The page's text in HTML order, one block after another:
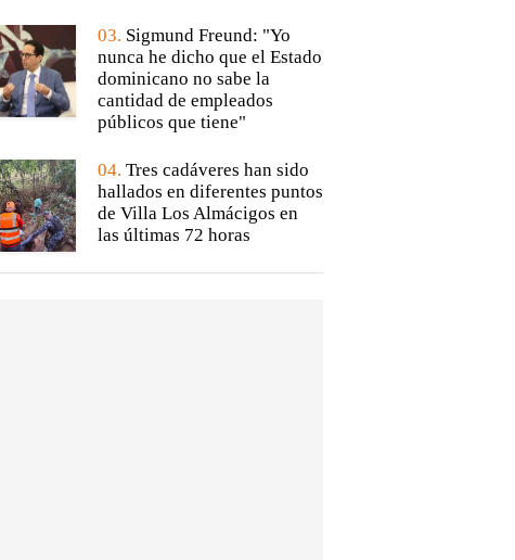
03. Sigmund Freund: "Yo
nunca he dicho que el Estado
dominicano no sabe la
cantidad de empleados
públicos que tiene"
04. Tres cadáveres han sido
hallados en diferentes puntos
de Villa Los Almácigos en
las últimas 72 horas